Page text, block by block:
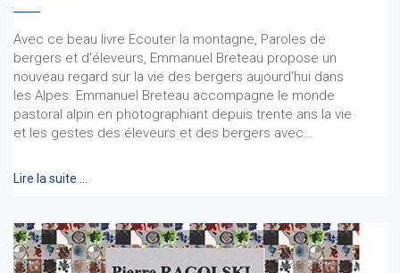
Avec ce beau livre Ecouter la montagne, Paroles de
bergers et d'éleveurs, Emmanuel Breteau propose un
nouveau regard sur la vie des bergers aujourd'hui dans
les Alpes. Emmanuel Breteau accompagne le monde
pastoral alpin en photographiant depuis trente ans la vie
et les gestes des éleveurs et des bergers avec…
Lire la suite …